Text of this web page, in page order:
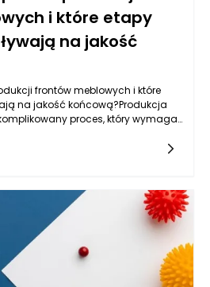
i które etapy
na jakość
frontów meblowych i które
na jakość końcową?Produkcja
proces, który wymaga